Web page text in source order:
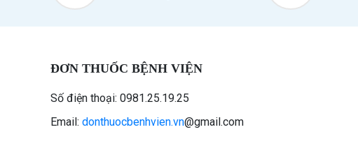
ĐƠN THUỐC BỆNH VIỆN
Số điện thoại: 0981.25.19.25
Email: donthuocbenhvien.vn@gmail.com